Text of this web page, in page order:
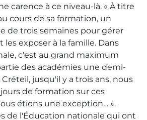
carence à ce niveau-là. « À titre
cours de sa formation, un
de trois semaines pour gérer
les exposer à la famille. Dans
c'est au grand maximum
des académies une demi-
jusqu'il y a trois ans, nous
de formation sur ces
étions une exception… ».
de l'Éducation nationale qui ont